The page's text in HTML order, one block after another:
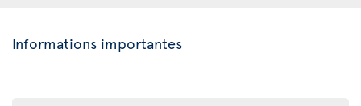
Informations importantes